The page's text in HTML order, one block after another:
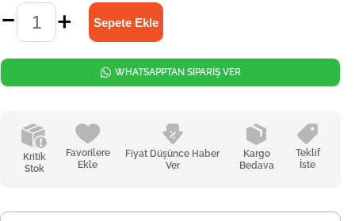
Kritik
Stok
Favorilere
Ekle
Fiyat Düşünce Haber
Ver
Kargo
Bedava
Teklif
İste
WHATSAPPTAN SİPARİŞ VER